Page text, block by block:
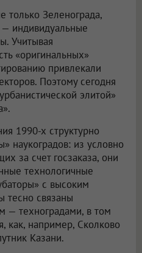
только Зеленограда,
— индивидуальные
Учитывая
«оригинальных»
привлекали
Поэтому сегодня
элитой»
1990-х структурно
наукоградов: из условно
за счет госзаказа, они
технологичные
с высоким
тесно связаны
— техноградами, в том
как, например, Сколково
Казани.